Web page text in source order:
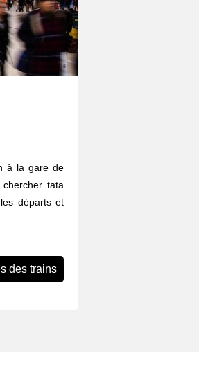
à la gare de
tata
départs et
des trains